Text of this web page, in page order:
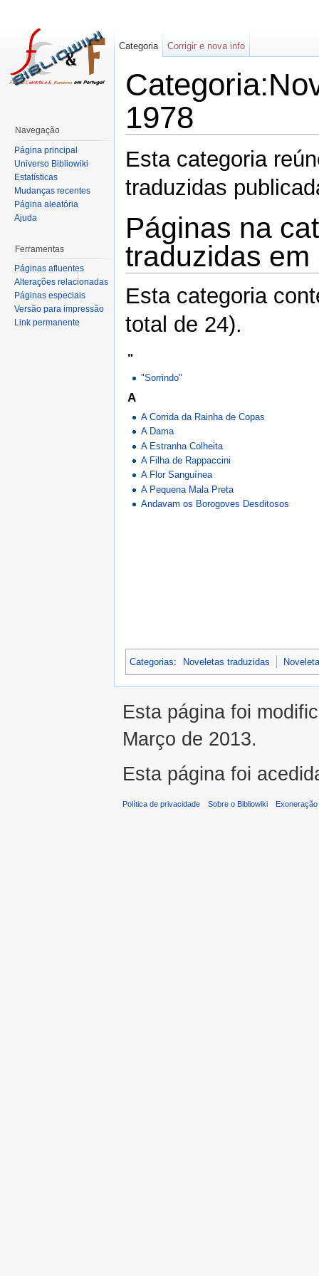
1978
Esta categoria
traduzidas
Páginas na
traduzidas em
Esta categoria
total de 24).
"
"Sorrindo"
A
A Corrida da Rainha de Copas
A Dama
A Estranha Colheita
A Filha de Rappaccini
A Flor Sanguínea
A Pequena Mala Preta
Andavam os Borogoves Desditosos
Categorias: Noveletas traduzidas
Categoria Corrigir e nova info
Navegação
Página principal
Universo Bibliowiki
Estatísticas
Mudanças recentes
Página aleatória
Ajuda
Ferramentas
Páginas afluentes
Alterações relacionadas
Páginas especiais
Versão para impressão
Link permanente
Esta página foi
Março de 2013.
Esta página foi
Política de privacidade Sobre o Bibliowiki